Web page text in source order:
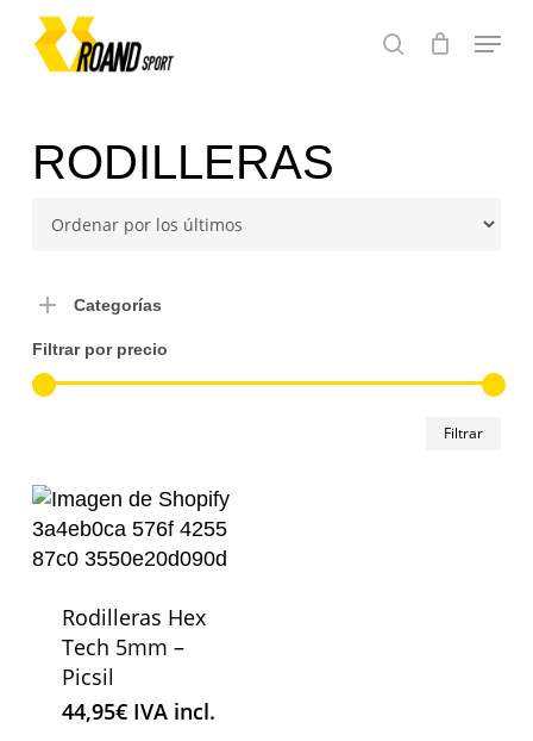
Skip
search
Menu
RODILLERAS
Categorías
Filtrar por precio
Filtrar
Rodilleras Hex
Tech 5mm –
Picsil
44,95€ IVA incl.